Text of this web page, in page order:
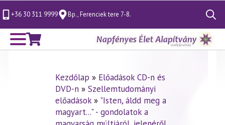
+36 30 311 9999 Bp., Ferenciek tere 7-8.
Search
for:
Kezdőlap » Előadások CD-n és
DVD-n» Szellemtudományi
előadások» "Isten, áldd meg a
magyart..." - gondolatok a